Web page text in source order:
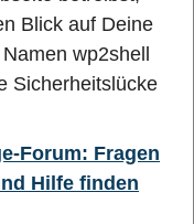
Blick auf Deine
wp2shell
Sicherheitslücke
Forum: Fragen
Hilfe finden